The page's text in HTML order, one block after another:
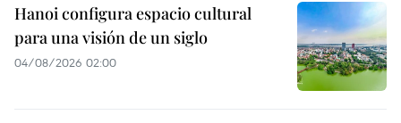
Hanoi configura espacio cultural
para una visión de un siglo
04/08/2026 02:00